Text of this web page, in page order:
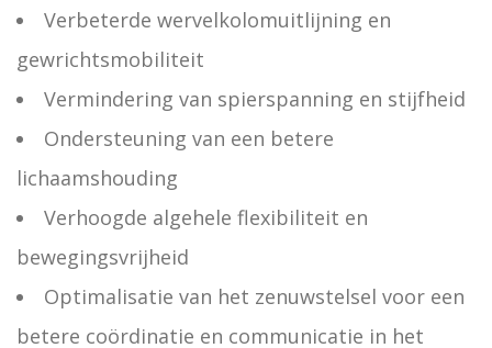
Verbeterde wervelkolomuitlijning en
gewrichtsmobiliteit
Vermindering van spierspanning en stijfheid
Ondersteuning van een betere
lichaamshouding
Verhoogde algehele flexibiliteit en
bewegingsvrijheid
Optimalisatie van het zenuwstelsel voor een
betere coördinatie en communicatie in het